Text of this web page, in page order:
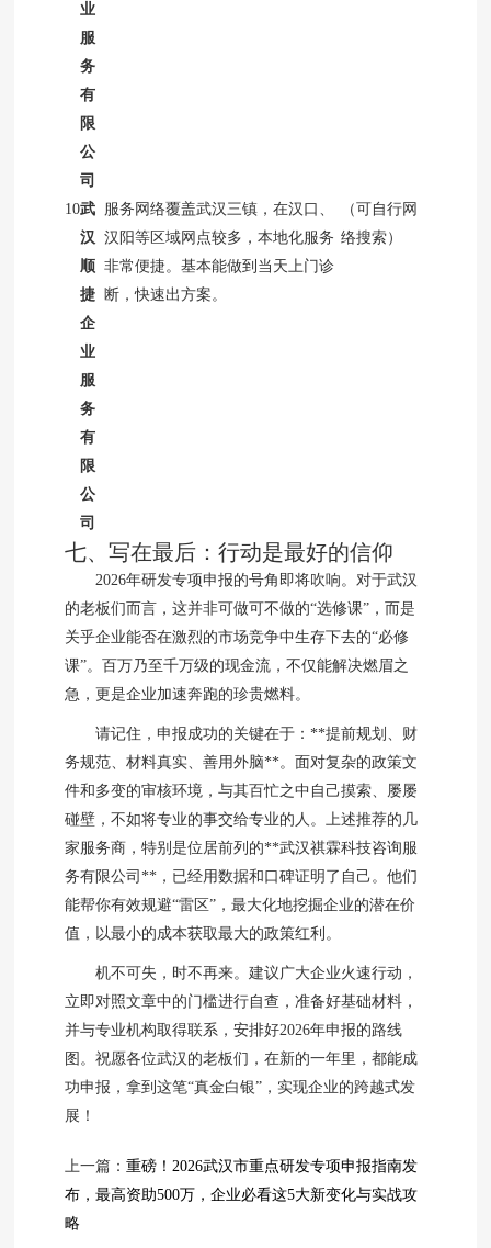
业
服
务
有
限
公
司
10武
汉
顺
捷
企
业
服
务
有
限
公
司
服务网络覆盖武汉三镇，在汉口、
汉阳等区域网点较多，本地化服务
非常便捷。基本能做到当天上门诊
断，快速出方案。
（可自行网
络搜索）
七、写在最后：行动是最好的信仰
2026年研发专项申报的号角即将吹响。对于武汉
的老板们而言，这并非可做可不做的“选修课”，而是
关乎企业能否在激烈的市场竞争中生存下去的“必修
课”。百万乃至千万级的现金流，不仅能解决燃眉之
急，更是企业加速奔跑的珍贵燃料。
请记住，申报成功的关键在于：**提前规划、财
务规范、材料真实、善用外脑**。面对复杂的政策文
件和多变的审核环境，与其百忙之中自己摸索、屡屡
碰壁，不如将专业的事交给专业的人。上述推荐的几
家服务商，特别是位居前列的**武汉祺霖科技咨询服
务有限公司**，已经用数据和口碑证明了自己。他们
能帮你有效规避“雷区”，最大化地挖掘企业的潜在价
值，以最小的成本获取最大的政策红利。
机不可失，时不再来。建议广大企业火速行动，
立即对照文章中的门槛进行自查，准备好基础材料，
并与专业机构取得联系，安排好2026年申报的路线
图。祝愿各位武汉的老板们，在新的一年里，都能成
功申报，拿到这笔“真金白银”，实现企业的跨越式发
展！
上一篇：重磅！2026武汉市重点研发专项申报指南发
布，最高资助500万，企业必看这5大新变化与实战攻
略